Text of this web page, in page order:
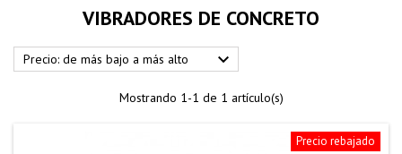
VIBRADORES DE CONCRETO
Precio: de más bajo a más alto 
Mostrando 1-1 de 1 artículo(s)
Precio rebajado